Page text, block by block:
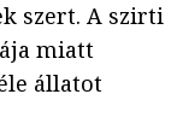
szert. A szirti
miatt
állatot